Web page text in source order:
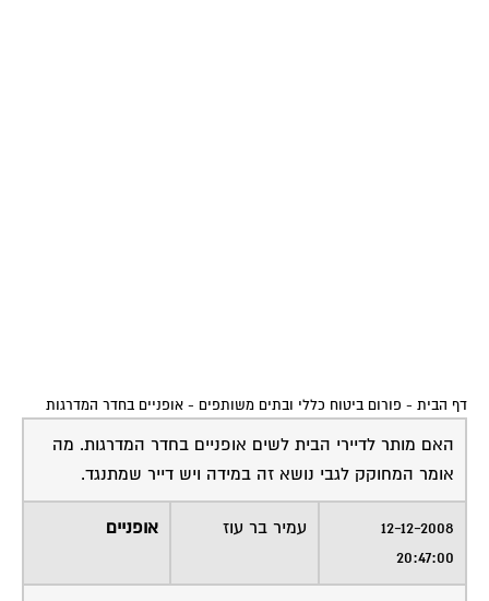
דף הבית - פורום ביטוח כללי ובתים משותפים - אופניים בחדר המדרגות
האם מותר לדיירי הבית לשים אופניים בחדר המדרגות. מה
אומר המחוקק לגבי נושא זה במידה ויש דייר שמתנגד.
12-12-2008
20:47:00
עמיר בר עוז אופניים